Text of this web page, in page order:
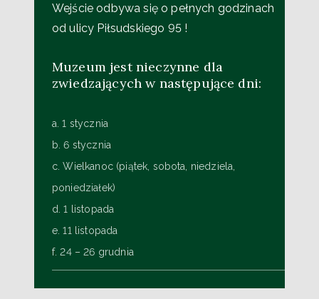
Wejście odbywa się o pełnych godzinach
od ulicy Piłsudskiego 95 !
Muzeum jest nieczynne dla
zwiedzających w następujące dni:
a. 1 stycznia
b. 6 stycznia
c. Wielkanoc (piątek, sobota, niedziela,
poniedziałek)
d. 1 listopada
e. 11 listopada
f. 24 – 26 grudnia